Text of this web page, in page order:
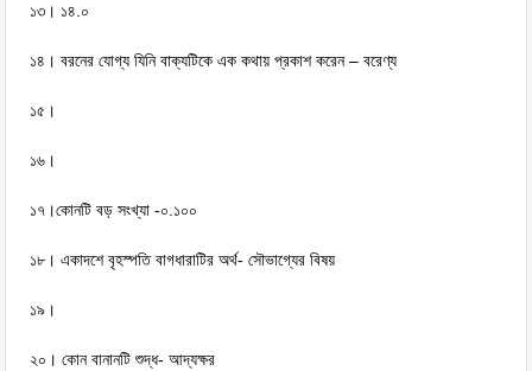
১৩। ১৪.০
১৪। বরনের যোগ্য যিনি বাক্যটিকে এক কথায় প্রকাশ করেন – বরেণ্য
১৫।
১৬।
১৭।কোনটি বড় সংখ্যা -০.১০০
১৮। একাদশে বৃহস্পতি বাগধারাটির অর্থ- সৌভাগ্যের বিষয়
১৯।
২০। কোন বানানটি শুদ্ধ- আদ্যক্ষর